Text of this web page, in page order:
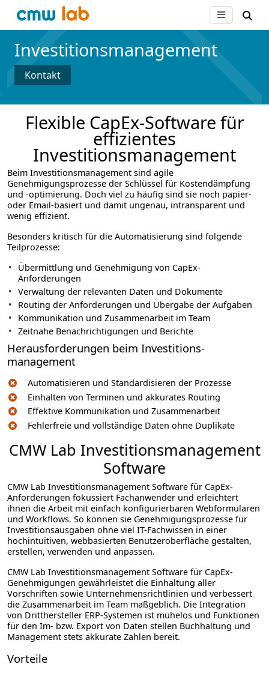
Investitions­management
Kontakt
Flexible CapEx-Software für
effizientes
Investitionsmanagement
Beim Investitionsmanagement sind agile
Genehmigungsprozesse der Schlüssel für Kostendämpfung
und -optimierung. Doch viel zu häufig sind sie noch papier-
oder Email-basiert und damit ungenau, intransparent und
wenig effizient.
Besonders kritisch für die Automatisierung sind folgende
Teilprozesse:
Übermittlung und Genehmigung von CapEx-
Anforderungen
Verwaltung der relevanten Daten und Dokumente
Routing der Anforderungen und Übergabe der Aufgaben
Kommunikation und Zusammenarbeit im Team
Zeitnahe Benachrichtigungen und Berichte
Herausforderungen beim Investitions­
management
Automatisieren und Standardisieren der Prozesse
Einhalten von Terminen und akkurates Routing
Effektive Kommunikation und Zusammenarbeit
Fehlerfreie und vollständige Daten ohne Duplikate
CMW Lab Investitions­management
Software
CMW Lab Investitionsmanagement Software für CapEx-
Anforderungen fokussiert Fachanwender und erleichtert
ihnen die Arbeit mit einfach konfigurierbaren Webformularen
und Workflows. So können sie Genehmigungsprozesse für
Investitionsausgaben ohne viel IT-Fachwissen in einer
hochintuitiven, webbasierten Benutzeroberfläche gestalten,
erstellen, verwenden und anpassen.
CMW Lab Investitionsmanagement Software für CapEx-
Genehmigungen gewährleistet die Einhaltung aller
Vorschriften sowie Unternehmensrichtlinien und verbessert
die Zusammenarbeit im Team maßgeblich. Die Integration
von Dritthersteller ERP-Systemen ist mühelos und Funktionen
für den Im- bzw. Export von Daten stellen Buchhaltung und
Management stets akkurate Zahlen bereit.
Vorteile